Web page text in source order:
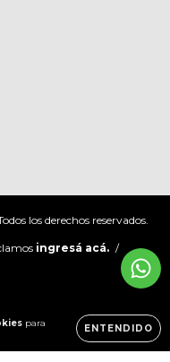
para
ENTENDIDO
los derechos reservados.
ingresá acá. /